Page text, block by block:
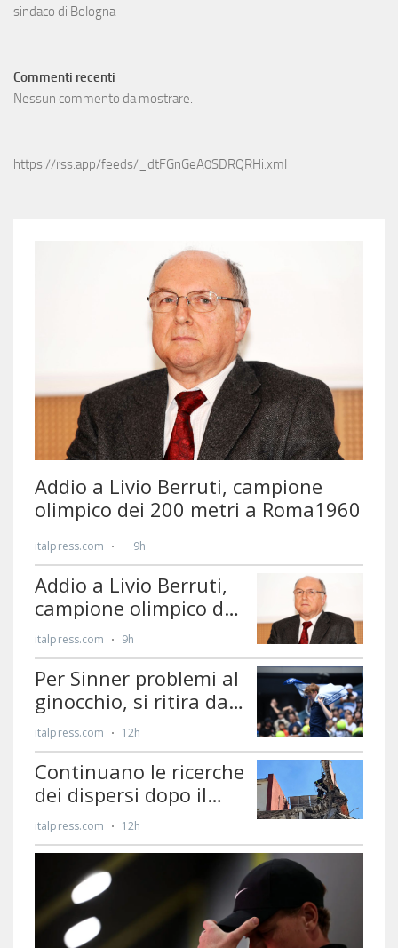
sindaco di Bologna
Commenti recenti
Nessun commento da mostrare.
https://rss.app/feeds/_dtFGnGeA0SDRQRHi.xml